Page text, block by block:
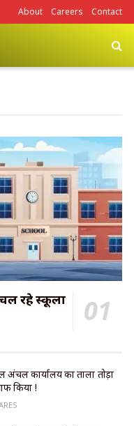
About Careers Contact
चल रहे स्कूलों
अंचल कार्यालय का ताला तोड़ा
किया !